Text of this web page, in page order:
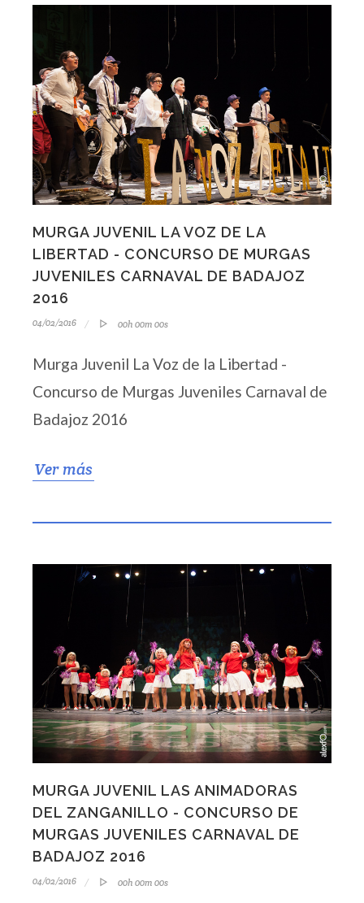
MURGA JUVENIL LA VOZ DE LA
LIBERTAD - CONCURSO DE MURGAS
JUVENILES CARNAVAL DE BADAJOZ
2016
04/02/2016 00h 00m 00s
Murga Juvenil La Voz de la Libertad -
Concurso de Murgas Juveniles Carnaval de
Badajoz 2016
Ver más
MURGA JUVENIL LAS ANIMADORAS
DEL ZANGANILLO - CONCURSO DE
MURGAS JUVENILES CARNAVAL DE
BADAJOZ 2016
04/02/2016 00h 00m 00s